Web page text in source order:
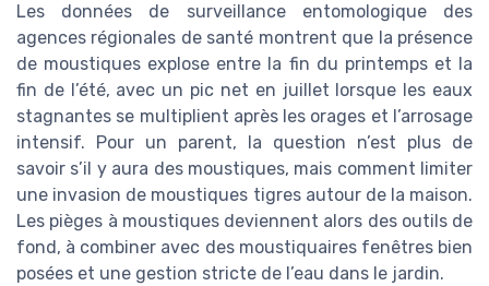
Les données de surveillance entomologique des
agences régionales de santé montrent que la présence
de moustiques explose entre la fin du printemps et la
fin de l’été, avec un pic net en juillet lorsque les eaux
stagnantes se multiplient après les orages et l’arrosage
intensif. Pour un parent, la question n’est plus de
savoir s’il y aura des moustiques, mais comment limiter
une invasion de moustiques tigres autour de la maison.
Les pièges à moustiques deviennent alors des outils de
fond, à combiner avec des moustiquaires fenêtres bien
posées et une gestion stricte de l’eau dans le jardin.